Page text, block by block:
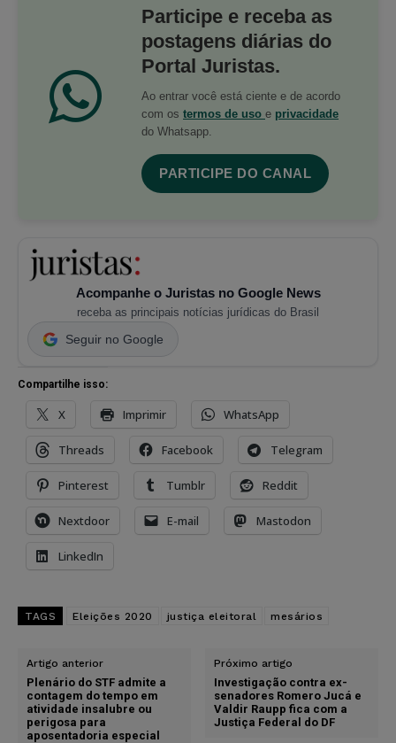
Participe e receba as
postagens diárias do
Portal Juristas.
Ao entrar você está ciente e de acordo
com os termos de uso e privacidade
do Whatsapp.
PARTICIPE DO CANAL
Acompanhe o Juristas no Google News
receba as principais notícias jurídicas do Brasil
Seguir no Google
Compartilhe isso:
X Imprimir WhatsApp
Threads Facebook Telegram
Pinterest Tumblr Reddit
Nextdoor E-mail Mastodon
LinkedIn
TAGS Eleições 2020 justiça eleitoral mesários
Artigo anterior
Plenário do STF admite a
contagem do tempo em
atividade insalubre ou
perigosa para
aposentadoria especial
Próximo artigo
Investigação contra ex-
senadores Romero Jucá e
Valdir Raupp fica com a
Justiça Federal do DF